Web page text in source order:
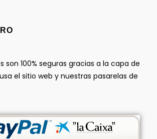
son 100% seguras gracias a la capa de
el sitio web y nuestras pasarelas de